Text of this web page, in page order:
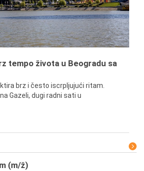
tempo života u Beogradu sa
brz i često iscrpljujući ritam.
Gazeli, dugi radni sati u
(m/ž)